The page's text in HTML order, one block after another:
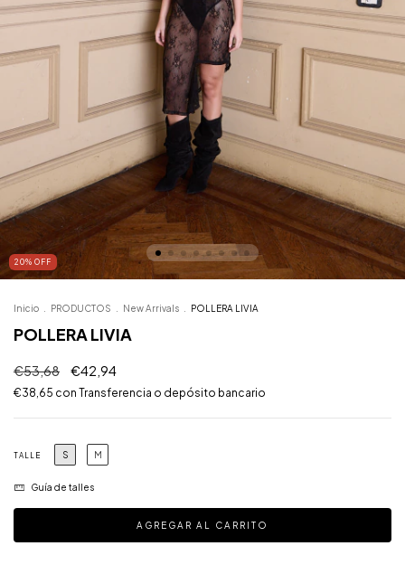
20% OFF
Inicio PRODUCTOS New Arrivals POLLERA LIVIA
POLLERA LIVIA
€53,68 €42,94
€38,65 con Transferencia o depósito bancario
TALLE S M
Guía de talles